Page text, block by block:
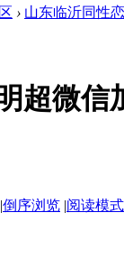
› 山东临沂同性
超微信
|倒序浏览 |阅读模式